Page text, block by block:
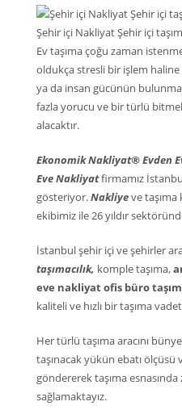
Şehir içi Nakliyat Şehir içi
Ev taşıma çoğu zaman
oldukça stresli bir işlem
ya da insan gücünün
fazla yorucu ve bir türlü
alacaktır.
Ekonomik Nakliyat® Evden
Eve Nakliyatfirmamız
gösteriyor.Nakliyeve
ekibimiz ile 26 yıldır
İstanbul şehir içi ve şehirler
taşımacılık, komple taşıma,
eve nakliyat ofis büro
kaliteli ve hızlı bir taşıma
Her türlü taşıma aracını
taşınacak yükün ebatı ölçüsü
göndererek taşıma
sağlamaktayız.